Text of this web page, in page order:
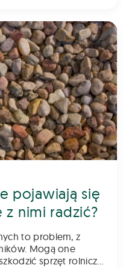
pojawiają się
z nimi radzić?
to problem, z
Mogą one
sprzęt rolniczy